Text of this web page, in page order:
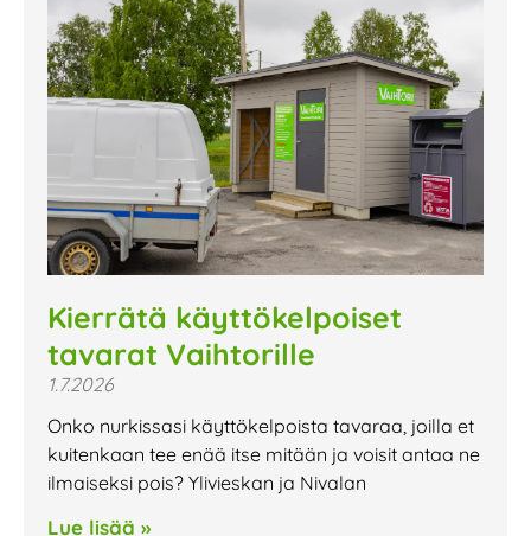
Kierrätä käyttökelpoiset
tavarat Vaihtorille
1.7.2026
Onko nurkissasi käyttökelpoista tavaraa, joilla et
kuitenkaan tee enää itse mitään ja voisit antaa ne
ilmaiseksi pois? Ylivieskan ja Nivalan
Lue lisää »